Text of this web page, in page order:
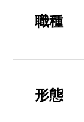
職種
形態